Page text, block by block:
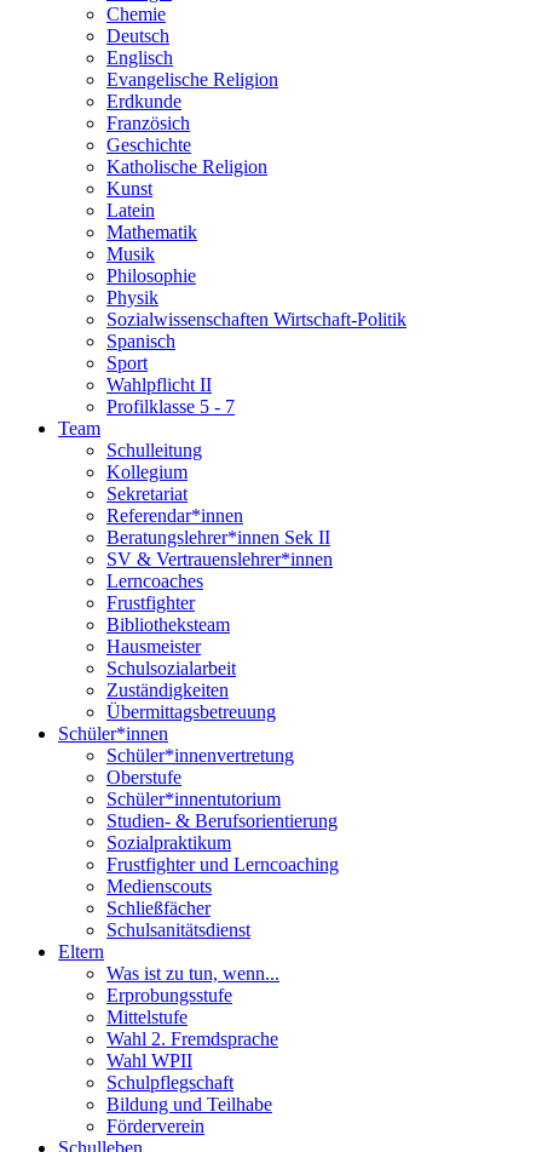
Chemie
Deutsch
Englisch
Evangelische Religion
Erdkunde
Französich
Geschichte
Katholische Religion
Kunst
Latein
Mathematik
Musik
Philosophie
Physik
Sozialwissenschaften Wirtschaft-Politik
Spanisch
Sport
Wahlpflicht II
Profilklasse 5 - 7
Team
Schulleitung
Kollegium
Sekretariat
Referendar*innen
Beratungslehrer*innen Sek II
SV & Vertrauenslehrer*innen
Lerncoaches
Frustfighter
Bibliotheksteam
Hausmeister
Schulsozialarbeit
Zuständigkeiten
Übermittagsbetreuung
Schüler*innen
Schüler*innenvertretung
Oberstufe
Schüler*innentutorium
Studien- & Berufsorientierung
Sozialpraktikum
Frustfighter und Lerncoaching
Medienscouts
Schließfächer
Schulsanitätsdienst
Eltern
Was ist zu tun, wenn...
Erprobungsstufe
Mittelstufe
Wahl 2. Fremdsprache
Wahl WPII
Schulpflegschaft
Bildung und Teilhabe
Förderverein
Schulleben